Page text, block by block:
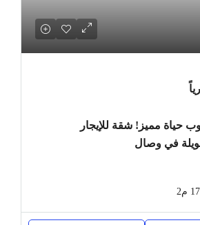
حياة مميز! شقة للإيجار
في وصال
م2